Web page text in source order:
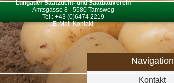
Lungauer Saatzucht- und Saatbauverein
Amtsgasse 8 - 5580 Tamsweg
Tel.: +43 (0)6474 2219
E-Mail-Kontakt
Navigation
Kontakt